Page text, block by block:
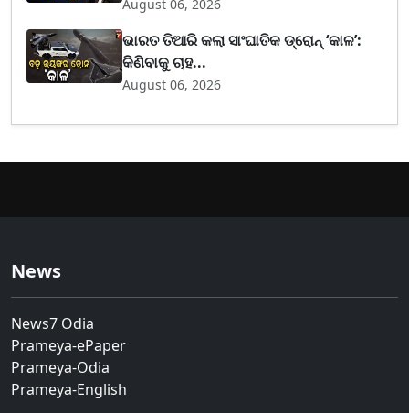
August 06, 2026
ଭାରତ ତିଆରି କଲା ସାଂଘାତିକ ଡ୍ରୋନ୍ ‘କାଳ’:
କିଣିବାକୁ ଚାହ...
August 06, 2026
News
News7 Odia
Prameya-ePaper
Prameya-Odia
Prameya-English